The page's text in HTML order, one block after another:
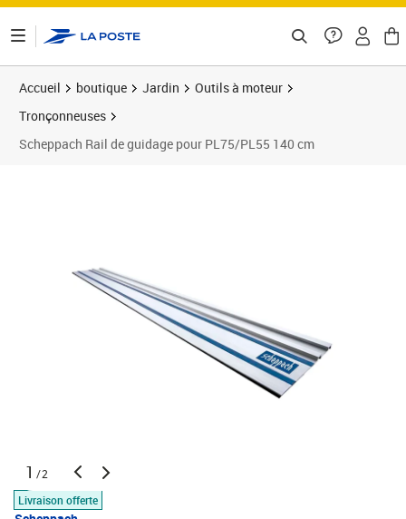
Accueil boutique Jardin
Outils à moteur
Tronçonneuses
Scheppach Rail de guidage pour PL75/PL55 140 cm
1 /2
Livraison offerte